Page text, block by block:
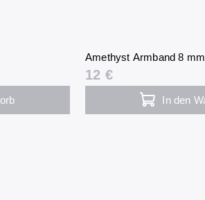
Amethyst Armband 8 mm
12 €
In den